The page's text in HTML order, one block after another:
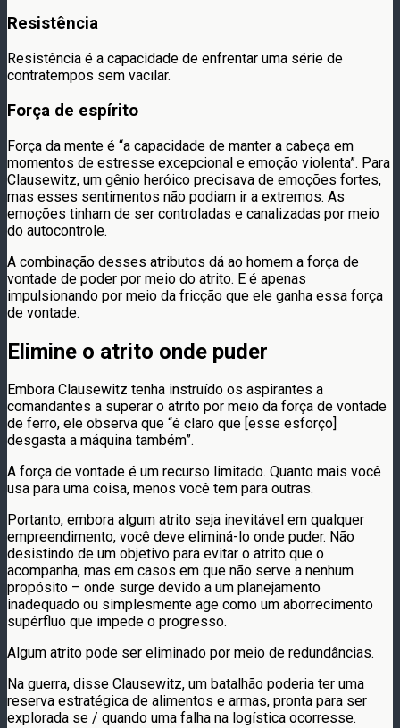
Resistência
Resistência é a capacidade de enfrentar uma série de
contratempos sem vacilar.
Força de espírito
Força da mente é “a capacidade de manter a cabeça em
momentos de estresse excepcional e emoção violenta”. Para
Clausewitz, um gênio heróico precisava de emoções fortes,
mas esses sentimentos não podiam ir a extremos. As
emoções tinham de ser controladas e canalizadas por meio
do autocontrole.
A combinação desses atributos dá ao homem a força de
vontade de poder por meio do atrito. E é apenas
impulsionando por meio da fricção que ele ganha essa força
de vontade.
Elimine o atrito onde puder
Embora Clausewitz tenha instruído os aspirantes a
comandantes a superar o atrito por meio da força de vontade
de ferro, ele observa que “é claro que [esse esforço]
desgasta a máquina também”.
A força de vontade é um recurso limitado. Quanto mais você
usa para uma coisa, menos você tem para outras.
Portanto, embora algum atrito seja inevitável em qualquer
empreendimento, você deve eliminá-lo onde puder. Não
desistindo de um objetivo para evitar o atrito que o
acompanha, mas em casos em que não serve a nenhum
propósito – onde surge devido a um planejamento
inadequado ou simplesmente age como um aborrecimento
supérfluo que impede o progresso.
Algum atrito pode ser eliminado por meio de redundâncias.
Na guerra, disse Clausewitz, um batalhão poderia ter uma
reserva estratégica de alimentos e armas, pronta para ser
explorada se / quando uma falha na logística ocorresse.